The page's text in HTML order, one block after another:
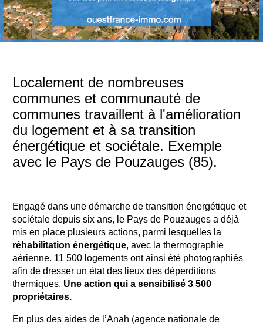
Localement de nombreuses
communes et communauté de
communes travaillent à l'amélioration
du logement et à sa transition
énergétique et sociétale. Exemple
avec le Pays de Pouzauges (85).
Engagé dans une démarche de transition énergétique et
sociétale depuis six ans, le Pays de Pouzauges a déjà
mis en place plusieurs actions, parmi lesquelles la
réhabilitation énergétique, avec la thermographie
aérienne. 11 500 logements ont ainsi été photographiés
afin de dresser un état des lieux des déperditions
thermiques. Une action qui a sensibilisé 3 500
propriétaires.
En plus des aides de l’Anah (agence nationale de